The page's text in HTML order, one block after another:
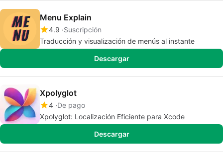
Menu Explain
4.9 Suscripción
Traducción y visualización de menús al instante
Descargar
Xpolyglot
4 De pago
Xpolyglot: Localización Eficiente para Xcode
Descargar